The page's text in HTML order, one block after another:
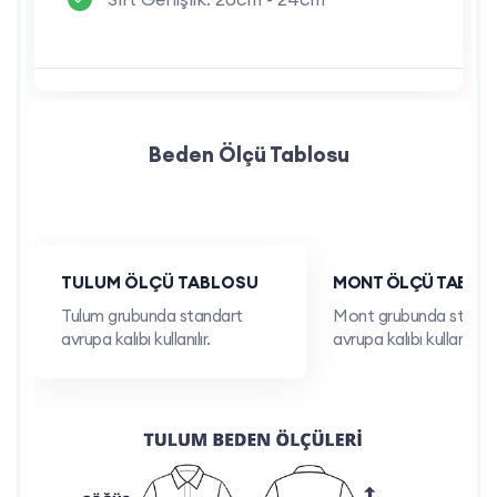
WhatsApp:0532 685 83 00
Tüm ürünlerimiz, kendi tesislerimizde, yerli
üretim güvencesiyle üretilmektedir.
kişiselleştirebilirsiniz.
Kalite ve Dayanıklılık:Yüksek kaliteli malzemeler ve titiz
Beden Ölçü Tablosu
TULUM ÖLÇÜ TABLOSU
Tulum grubunda standart
avrupa kalıbı kullanılır.
MONT ÖLÇÜ
Mont grubunda
avrupa kalıbı kullanılır.